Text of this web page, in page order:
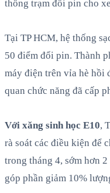
thống trạm đổi pin cho
Tại TP HCM, hệ thống
50 điểm đổi pin. Thành
máy điện trên vỉa hè hồi
quan chức năng đã cấp
Với xăng sinh học E10,
rà soát các điều kiện để
trong tháng 4, sớm hơn
góp phần giảm 10%